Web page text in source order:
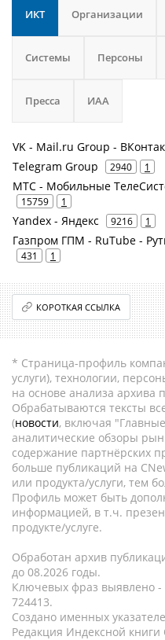
ИКТ Организации
Системы Персоны
Пресса ИАА
VK - Mail.ru Group -
Telegram Group 2940 1
МТС - Мобильные
15759 1
Yandex - Яндекс 9216 1
Газпром ГПМ - RuTube -
431 1
КОРОТКАЯ ССЫЛКА
* Страница-профиль
услуги), технологии,
на основе анализа архива
Обрабатываются тексты
(новости, включая
аналитические обзоры
содержание партнёрских
больше публикаций на
или продукта/услуги, тем
Профиль может быть
информацией, в т.ч.
продукте/услуге.
Обработан архив
до 08.2026 годы.
Ключевых фраз выявлено -
724413.
Создано именных
Редакция Индексной книги